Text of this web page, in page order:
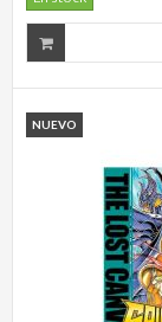
NUEVO